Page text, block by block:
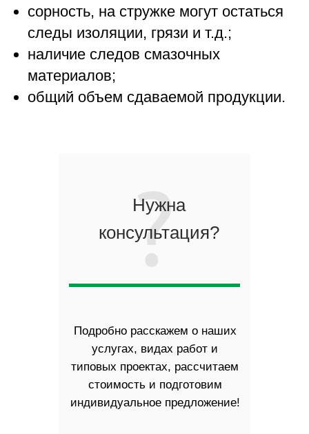
сорность, на стружке могут остаться
следы изоляции, грязи и т.д.;
наличие следов смазочных
материалов;
общий объем сдаваемой продукции.
Нужна
консультация?
Подробно расскажем о наших
услугах, видах работ и
типовых проектах, рассчитаем
стоимость и подготовим
индивидуальное предложение!